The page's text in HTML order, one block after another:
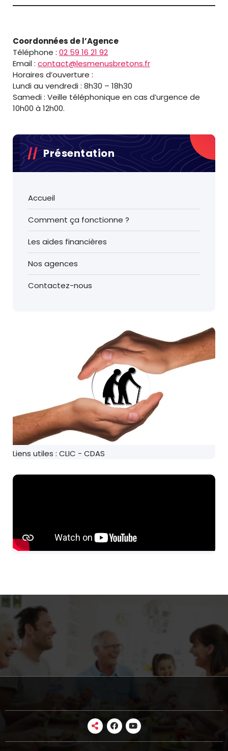
Coordonnées de l’Agence
Téléphone : 02 59 16 21 92
Email : contact@lesmenusbretons.fr
Horaires d’ouverture :
Lundi au vendredi : 8h30 – 18h30
Samedi : Veille téléphonique en cas d’urgence de
10h00 à 12h00.
Présentation
Accueil
Comment ça fonctionne ?
Les aides financières
Nos agences
Contactez-nous
Liens utiles : CLIC - CDAS